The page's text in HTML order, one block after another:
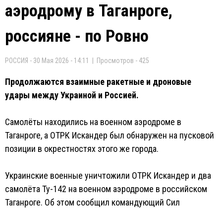
аэродрому в Таганроге,
россияне - по Ровно
РОССИЯ - 30 Мая 2026 - 14:11 | Просмотров - 425
Продолжаются взаимные ракетные и дроновые
удары между Украиной и Россией.
Самолёты находились на военном аэродроме в
Таганроге, а ОТРК Искандер был обнаружен на пусковой
позиции в окрестностях этого же города.
Украинские военные уничтожили ОТРК Искандер и два
самолёта Ту-142 на военном аэродроме в российском
Таганроге. Об этом сообщил командующий Сил